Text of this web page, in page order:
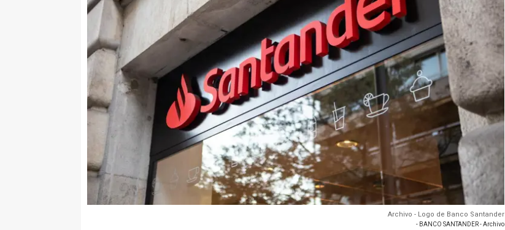
Archivo - Logo de Banco Santander
- BANCO SANTANDER - Archivo